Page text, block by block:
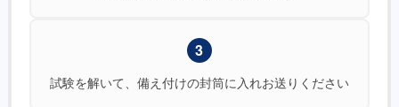
3
試験を解いて、備え付けの封筒に入れお送りください